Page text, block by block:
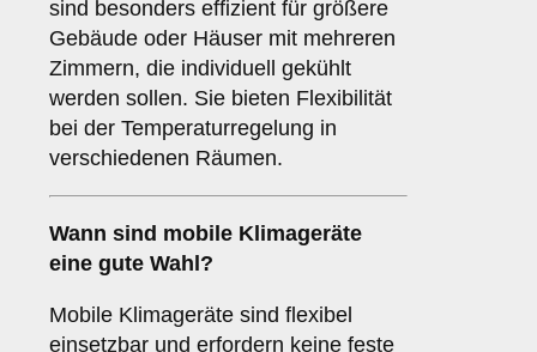
sind besonders effizient für größere
Gebäude oder Häuser mit mehreren
Zimmern, die individuell gekühlt
werden sollen. Sie bieten Flexibilität
bei der Temperaturregelung in
verschiedenen Räumen.
Wann sind mobile Klimageräte
eine gute Wahl?
Mobile Klimageräte sind flexibel
einsetzbar und erfordern keine feste